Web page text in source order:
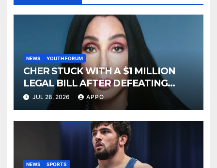
NEWS YOUTH FORUM
CHER STUCK WITH A $1 MILLION
LEGAL BILL AFTER DEFEATING
SONNY BONO’S WIDOW
JUL 28, 2026 APPO
NEWS SPORTS